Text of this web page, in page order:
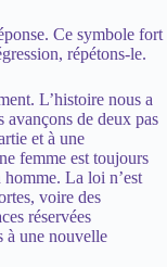
Ce symbole fort
répétons-le.
L’histoire nous a
avançons de deux pas
et à une
femme est toujours
La loi n’est
voire des
réservées
à une nouvelle